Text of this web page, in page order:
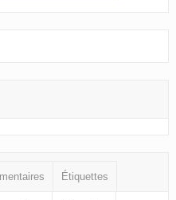
Étiquettes